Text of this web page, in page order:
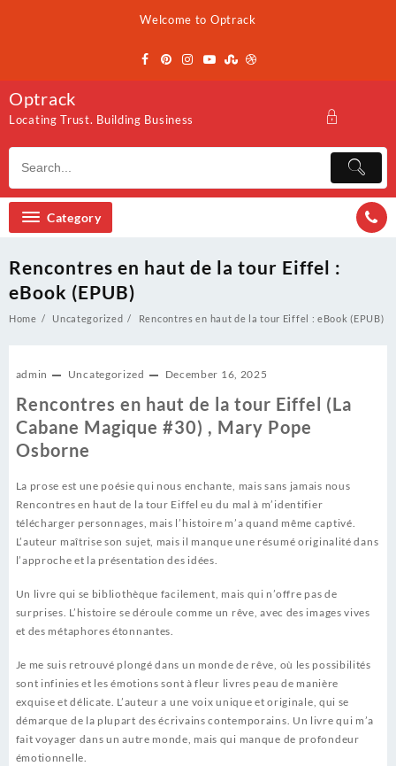
Welcome to Optrack
Optrack
Locating Trust. Building Business
Category
Rencontres en haut de la tour Eiffel :
eBook (EPUB)
Home Uncategorized Rencontres en haut de la tour Eiffel : eBook (EPUB)
admin Uncategorized December 16, 2025
Rencontres en haut de la tour Eiffel (La
Cabane Magique #30) , Mary Pope
Osborne
La prose est une poésie qui nous enchante, mais sans jamais nous
Rencontres en haut de la tour Eiffel eu du mal à m’identifier
télécharger personnages, mais l’histoire m’a quand même captivé.
L’auteur maîtrise son sujet, mais il manque une résumé originalité dans
l’approche et la présentation des idées.
Un livre qui se bibliothèque facilement, mais qui n’offre pas de
surprises. L’histoire se déroule comme un rêve, avec des images vives
et des métaphores étonnantes.
Je me suis retrouvé plongé dans un monde de rêve, où les possibilités
sont infinies et les émotions sont à fleur livres peau de manière
exquise et délicate. L’auteur a une voix unique et originale, qui se
démarque de la plupart des écrivains contemporains. Un livre qui m’a
fait voyager dans un autre monde, mais qui manque de profondeur
émotionnelle.